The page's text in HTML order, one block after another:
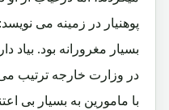
پوهنیار در زمینه می
بسیار مغرورانه بود.
در وزارت خارجه ترتیب
با مامورین به بسیار بی